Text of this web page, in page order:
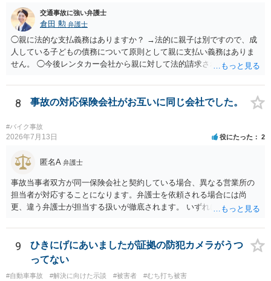
交通事故に強い弁護士
倉田 勲 弁護士
◯親に法的な支払義務はありますか？ →法的に親子は別ですので、成
人している子どもの債務について原則として親に支払い義務はありま
せん。 ◯今後レンタカー会社から親に対して法的請求される可能性は
低いでしょう。 ◯親である私は今後どう対応すべきでしょうか？ →債
権者に対してご自身は支払いを拒み、請求するのであれば本人に対し
8 事故の対応保険会社がお互いに同じ会社でした。
#バイク事故
2026年7月13日 役にたった 2
匿名A 弁護士
事故当事者双方が同一保険会社と契約している場合、異なる営業所の
担当者が対応することになります。弁護士を依頼される場合には尚
更、違う弁護士が担当する扱いが徹底されます。 いずれにしても、交
9
ひきにげにあいましたが証拠の防犯カメラがうつ
ってない
#自動車事故 #解決に向けた示談 #被害者 #むち打ち被害